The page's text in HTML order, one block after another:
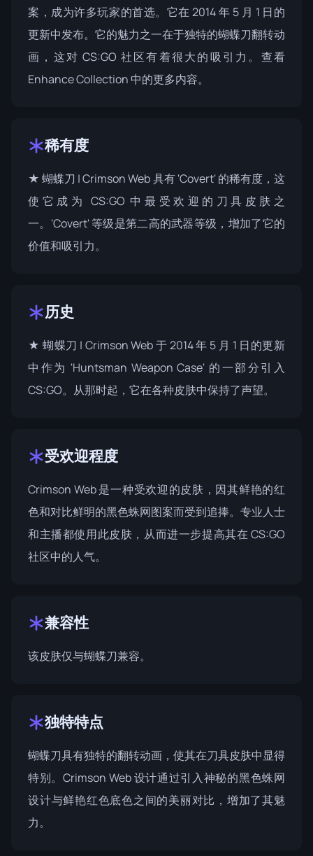
案，成为许多玩家的首选。它在 2014 年 5 月 1 日的
更新中发布。它的魅力之一在于独特的蝴蝶刀翻转动
画，这对 CS:GO 社区有着很大的吸引力。查看
Enhance Collection 中的更多内容。
稀有度
★ 蝴蝶刀 | Crimson Web 具有 'Covert' 的稀有度，这
使它成为 CS:GO 中最受欢迎的刀具皮肤之
一。'Covert' 等级是第二高的武器等级，增加了它的
价值和吸引力。
历史
★ 蝴蝶刀 | Crimson Web 于 2014 年 5 月 1 日的更新
中作为 'Huntsman Weapon Case' 的一部分引入
CS:GO。从那时起，它在各种皮肤中保持了声望。
受欢迎程度
Crimson Web 是一种受欢迎的皮肤，因其鲜艳的红
色和对比鲜明的黑色蛛网图案而受到追捧。专业人士
和主播都使用此皮肤，从而进一步提高其在 CS:GO
社区中的人气。
兼容性
该皮肤仅与蝴蝶刀兼容。
独特特点
蝴蝶刀具有独特的翻转动画，使其在刀具皮肤中显得
特别。Crimson Web 设计通过引入神秘的黑色蛛网
设计与鲜艳红色底色之间的美丽对比，增加了其魅
力。